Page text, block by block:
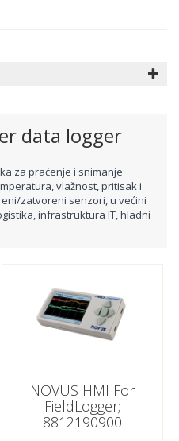
data logger
za praćenje i snimanje
vlažnost, pritisak i
zatvoreni senzori, u većini
infrastruktura IT, hladni
NOVUS HMI For
FieldLogger;
8812190900